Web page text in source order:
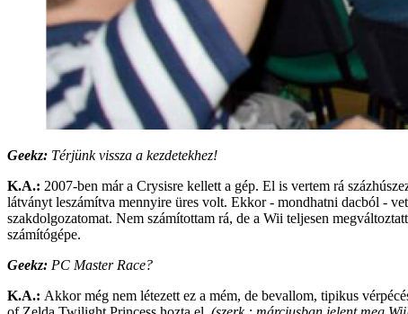
Geekz: Térjünk vissza a kezdetekhez!
K.A.: 2007-ben már a Crysisre kellett a gép. El is vertem rá
látványt leszámítva mennyire üres volt. Ekkor - mondhatni dacból -
szakdolgozatomat. Nem számítottam rá, de a Wii teljesen
számítógépe.
Geekz: PC Master Race?
K.A.: Akkor még nem létezett ez a mém, de bevallom, tipikus